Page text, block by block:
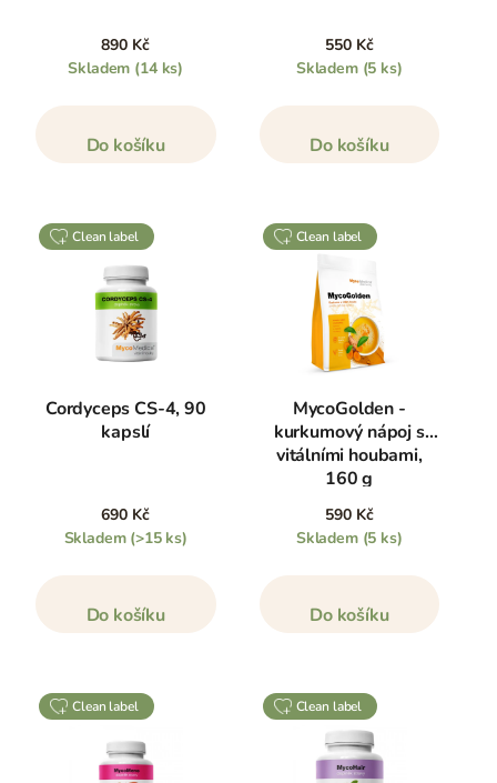
890 Kč
Skladem (14 ks)
Do košíku
550 Kč
Skladem (5 ks)
Do košíku
clean label
Cordyceps CS-4, 90
kapslí
690 Kč
Skladem (>15 ks)
Do košíku
clean label
MycoGolden -
kurkumový nápoj s
vitálními houbami,
160 g
590 Kč
Skladem (5 ks)
Do košíku
clean label clean label